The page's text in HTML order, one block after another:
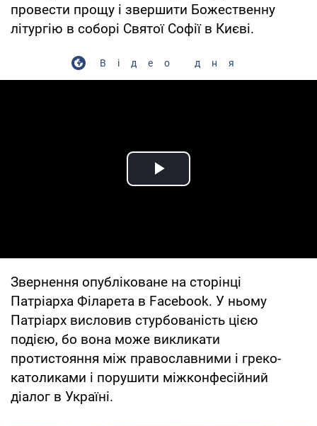
провести прощу і звершити Божественну
літургію в соборі Святої Софії в Києві.
Відео дня
Play Video
Звернення опубліковане на сторінці
Патріарха Філарета в Facebook. У ньому
Патріарх висловив стурбованість цією
подією, бо вона може викликати
протистояння між православними і греко-
католиками і порушити міжконфесійний
діалог в Україні.